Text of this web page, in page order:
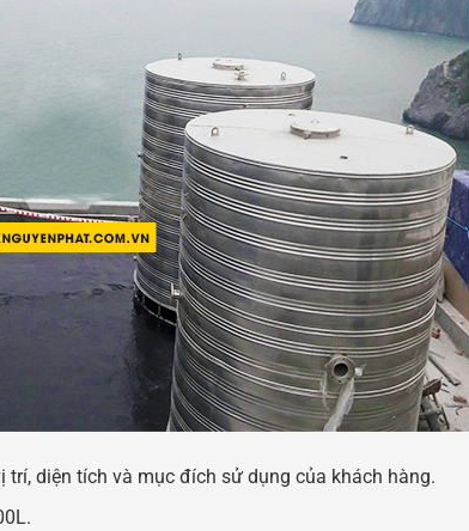
trí, diện tích và mục đích sử dụng của khách hàng.